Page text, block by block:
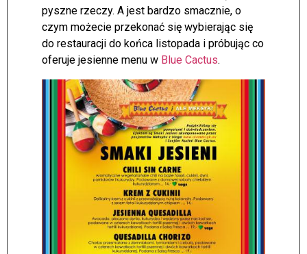
pyszne rzeczy. A jest bardzo smacznie, o
czym możecie przekonać się wybierając się
do restauracji do końca listopada i próbując co
oferuje jesienne menu w Blue Cactus.